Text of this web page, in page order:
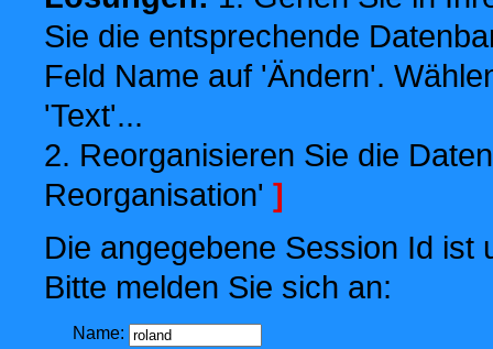
Sie die entsprechende
Feld Name auf 'Ändern'.
'Text'...
2. Reorganisieren Sie die
Reorganisation' ]
Die angegebene Session Id ist
Bitte melden Sie sich an:
Name: